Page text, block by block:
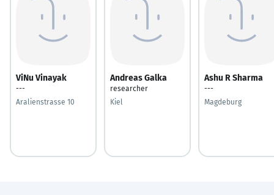
ViNu Vinayak
---
Aralienstrasse 10
Andreas Galka
researcher
Kiel
Ashu R Sharma
---
Magdeburg